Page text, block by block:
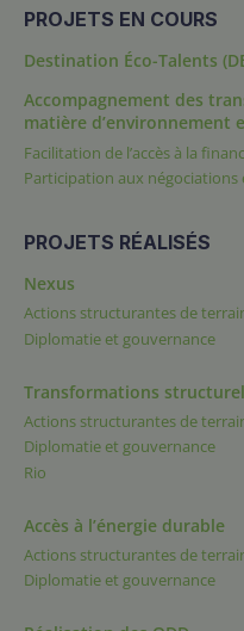
PROJETS EN COURS
Destination Éco-Talents
Accompagnement des
matière d’environnement
Facilitation de l’accès à la
Participation aux
PROJETS RÉALISÉS
Nexus
Actions structurantes de
Diplomatie et gouvernance
Transformations
Actions structurantes de
Diplomatie et gouvernance
Rio
Accès à l’énergie durable
Actions structurantes de
Diplomatie et gouvernance